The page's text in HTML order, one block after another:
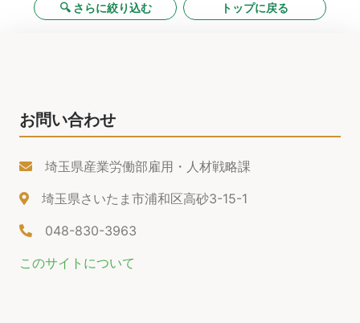
🔍 さらに絞り込む トップに戻る
お問い合わせ
埼玉県産業労働部雇用・人材戦略課
埼玉県さいたま市浦和区高砂3-15-1
048-830-3963
このサイトについて